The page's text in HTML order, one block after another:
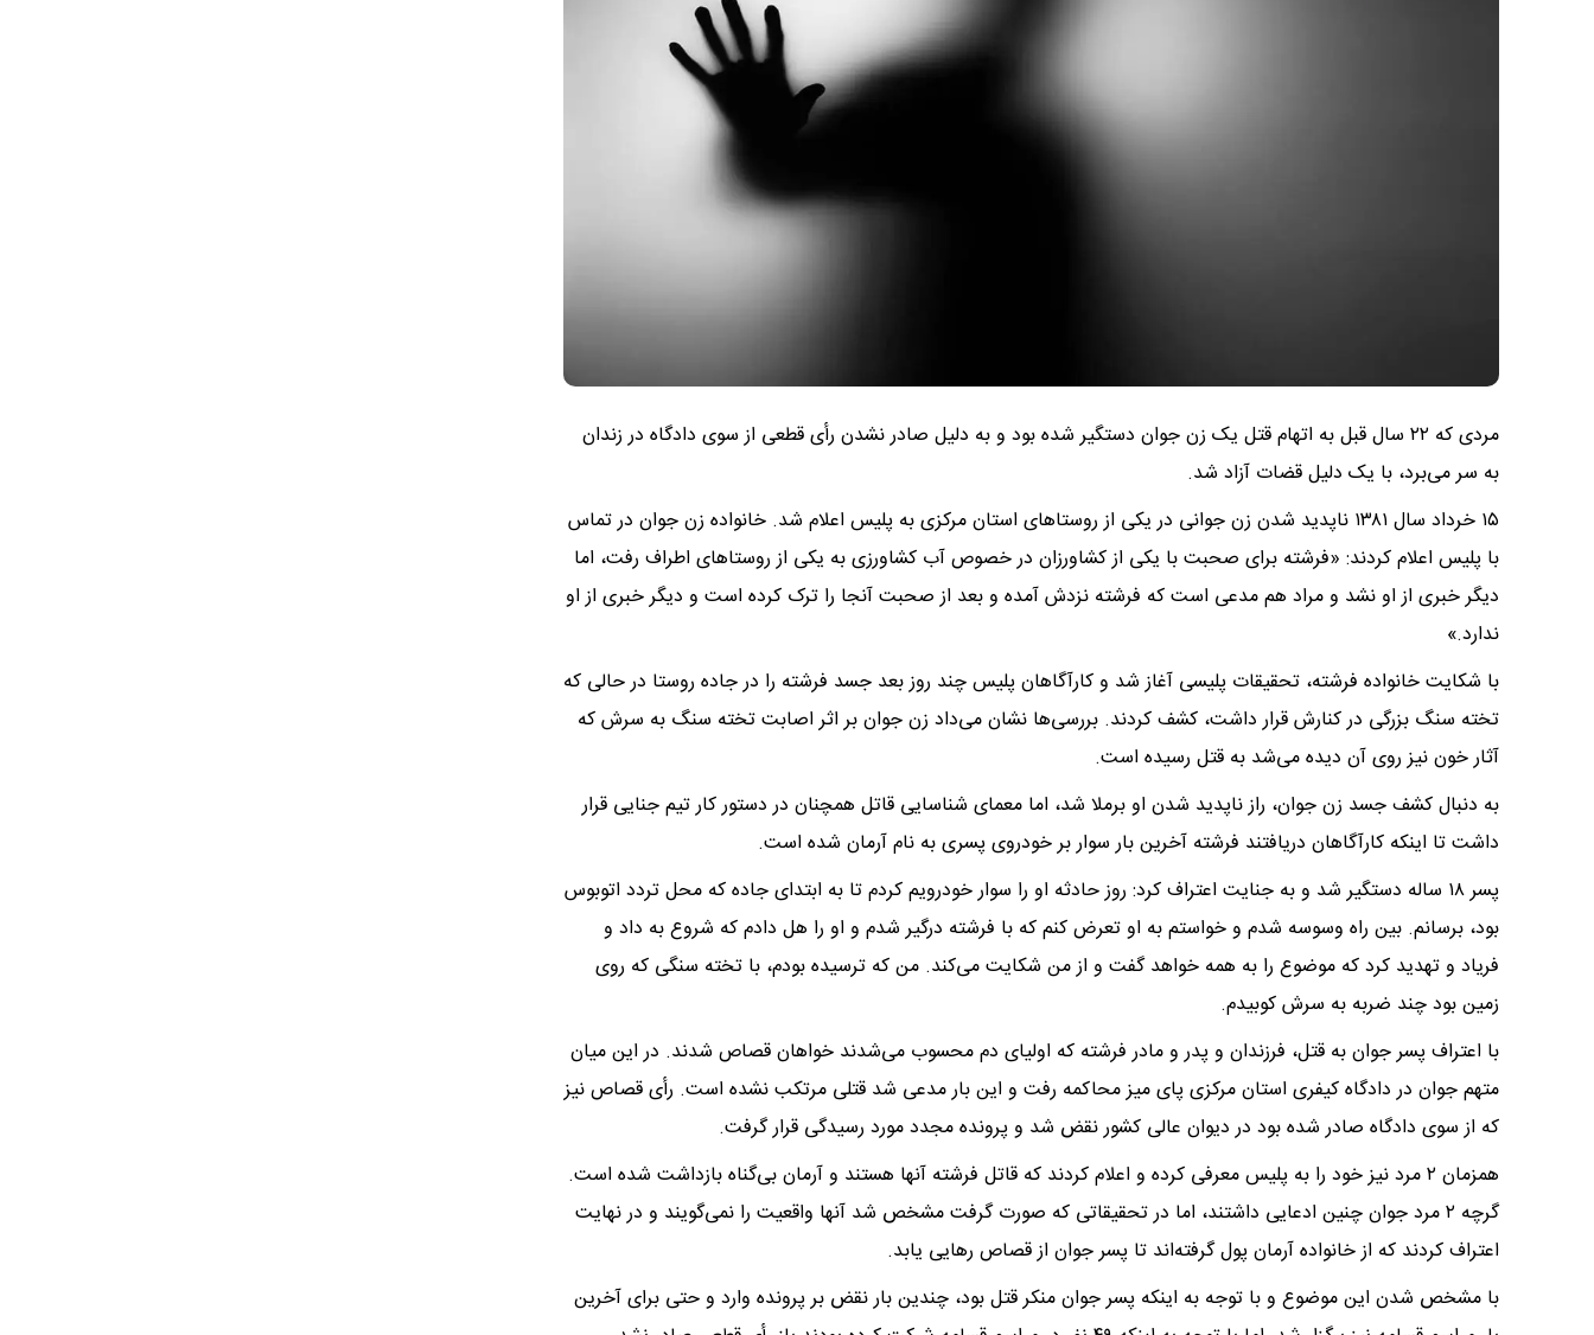
مردی که ۲۲ سال قبل به اتهام قتل یک زن جوان دستگیر شده بود و به دلیل صادر نشدن رأی قطعی از سوی دادگاه در زندان
به سر می‌برد، با یک دلیل قضات آزاد شد.
۱۵ خرداد سال ۱۳۸۱ ناپدید شدن زن جوانی در یکی از روستاهای استان مرکزی به پلیس اعلام شد. خانواده زن جوان در تماس
با پلیس اعلام کردند: «فرشته برای صحبت با یکی از کشاورزان در خصوص آب کشاورزی به یکی از روستاهای اطراف رفت، اما
دیگر خبری از او نشد و مراد هم مدعی است که فرشته نزدش آمده و بعد از صحبت آنجا را ترک کرده است و دیگر خبری از او
ندارد.»
با شکایت خانواده فرشته، تحقیقات پلیسی آغاز شد و کارآگاهان پلیس چند روز بعد جسد فرشته را در جاده روستا در حالی که
تخته سنگ بزرگی در کنارش قرار داشت، کشف کردند. بررسی‌ها نشان می‌داد زن جوان بر اثر اصابت تخته سنگ به سرش که
آثار خون نیز روی آن دیده می‌شد به قتل رسیده است.
به دنبال کشف جسد زن جوان، راز ناپدید شدن او برملا شد، اما معمای شناسایی قاتل همچنان در دستور کار تیم جنایی قرار
داشت تا اینکه کارآگاهان دریافتند فرشته آخرین‌ بار سوار بر خودروی پسری به نام آرمان شده است.
پسر ۱۸ ساله دستگیر شد و به جنایت اعتراف کرد: روز حادثه او را سوار خودرویم کردم تا به ابتدای جاده که محل تردد اتوبوس
بود، برسانم. بین راه وسوسه شدم و خواستم به او تعرض کنم که با فرشته درگیر شدم و او را هل دادم که شروع به داد و
فریاد و تهدید کرد که موضوع را به همه خواهد گفت و از من شکایت می‌کند. من که ترسیده بودم، با تخته سنگی که روی
زمین بود چند ضربه به سرش کوبیدم.
با اعتراف پسر جوان به قتل، فرزندان و پدر و مادر فرشته که اولیای دم محسوب می‌شدند خواهان قصاص شدند. در این میان
متهم جوان در دادگاه کیفری استان مرکزی پای میز محاکمه رفت و این بار مدعی شد قتلی مرتکب نشده است. رأی قصاص نیز
که از سوی دادگاه صادر شده بود در دیوان‌ عالی کشور نقض شد و پرونده مجدد مورد رسیدگی قرار گرفت.
همزمان ۲ مرد نیز خود را به پلیس معرفی کرده و اعلام کردند که قاتل فرشته آنها هستند و آرمان بی‌گناه بازداشت شده است.
گرچه ۲ مرد جوان چنین ادعایی داشتند، اما در تحقیقاتی که صورت گرفت مشخص شد آنها واقعیت را نمی‌گویند و در نهایت
اعتراف کردند که از خانواده آرمان پول گرفته‌اند تا پسر جوان از قصاص رهایی یابد.
با مشخص شدن این موضوع و با توجه به اینکه پسر جوان منکر قتل بود، چندین بار نقض بر پرونده وارد و حتی برای آخرین